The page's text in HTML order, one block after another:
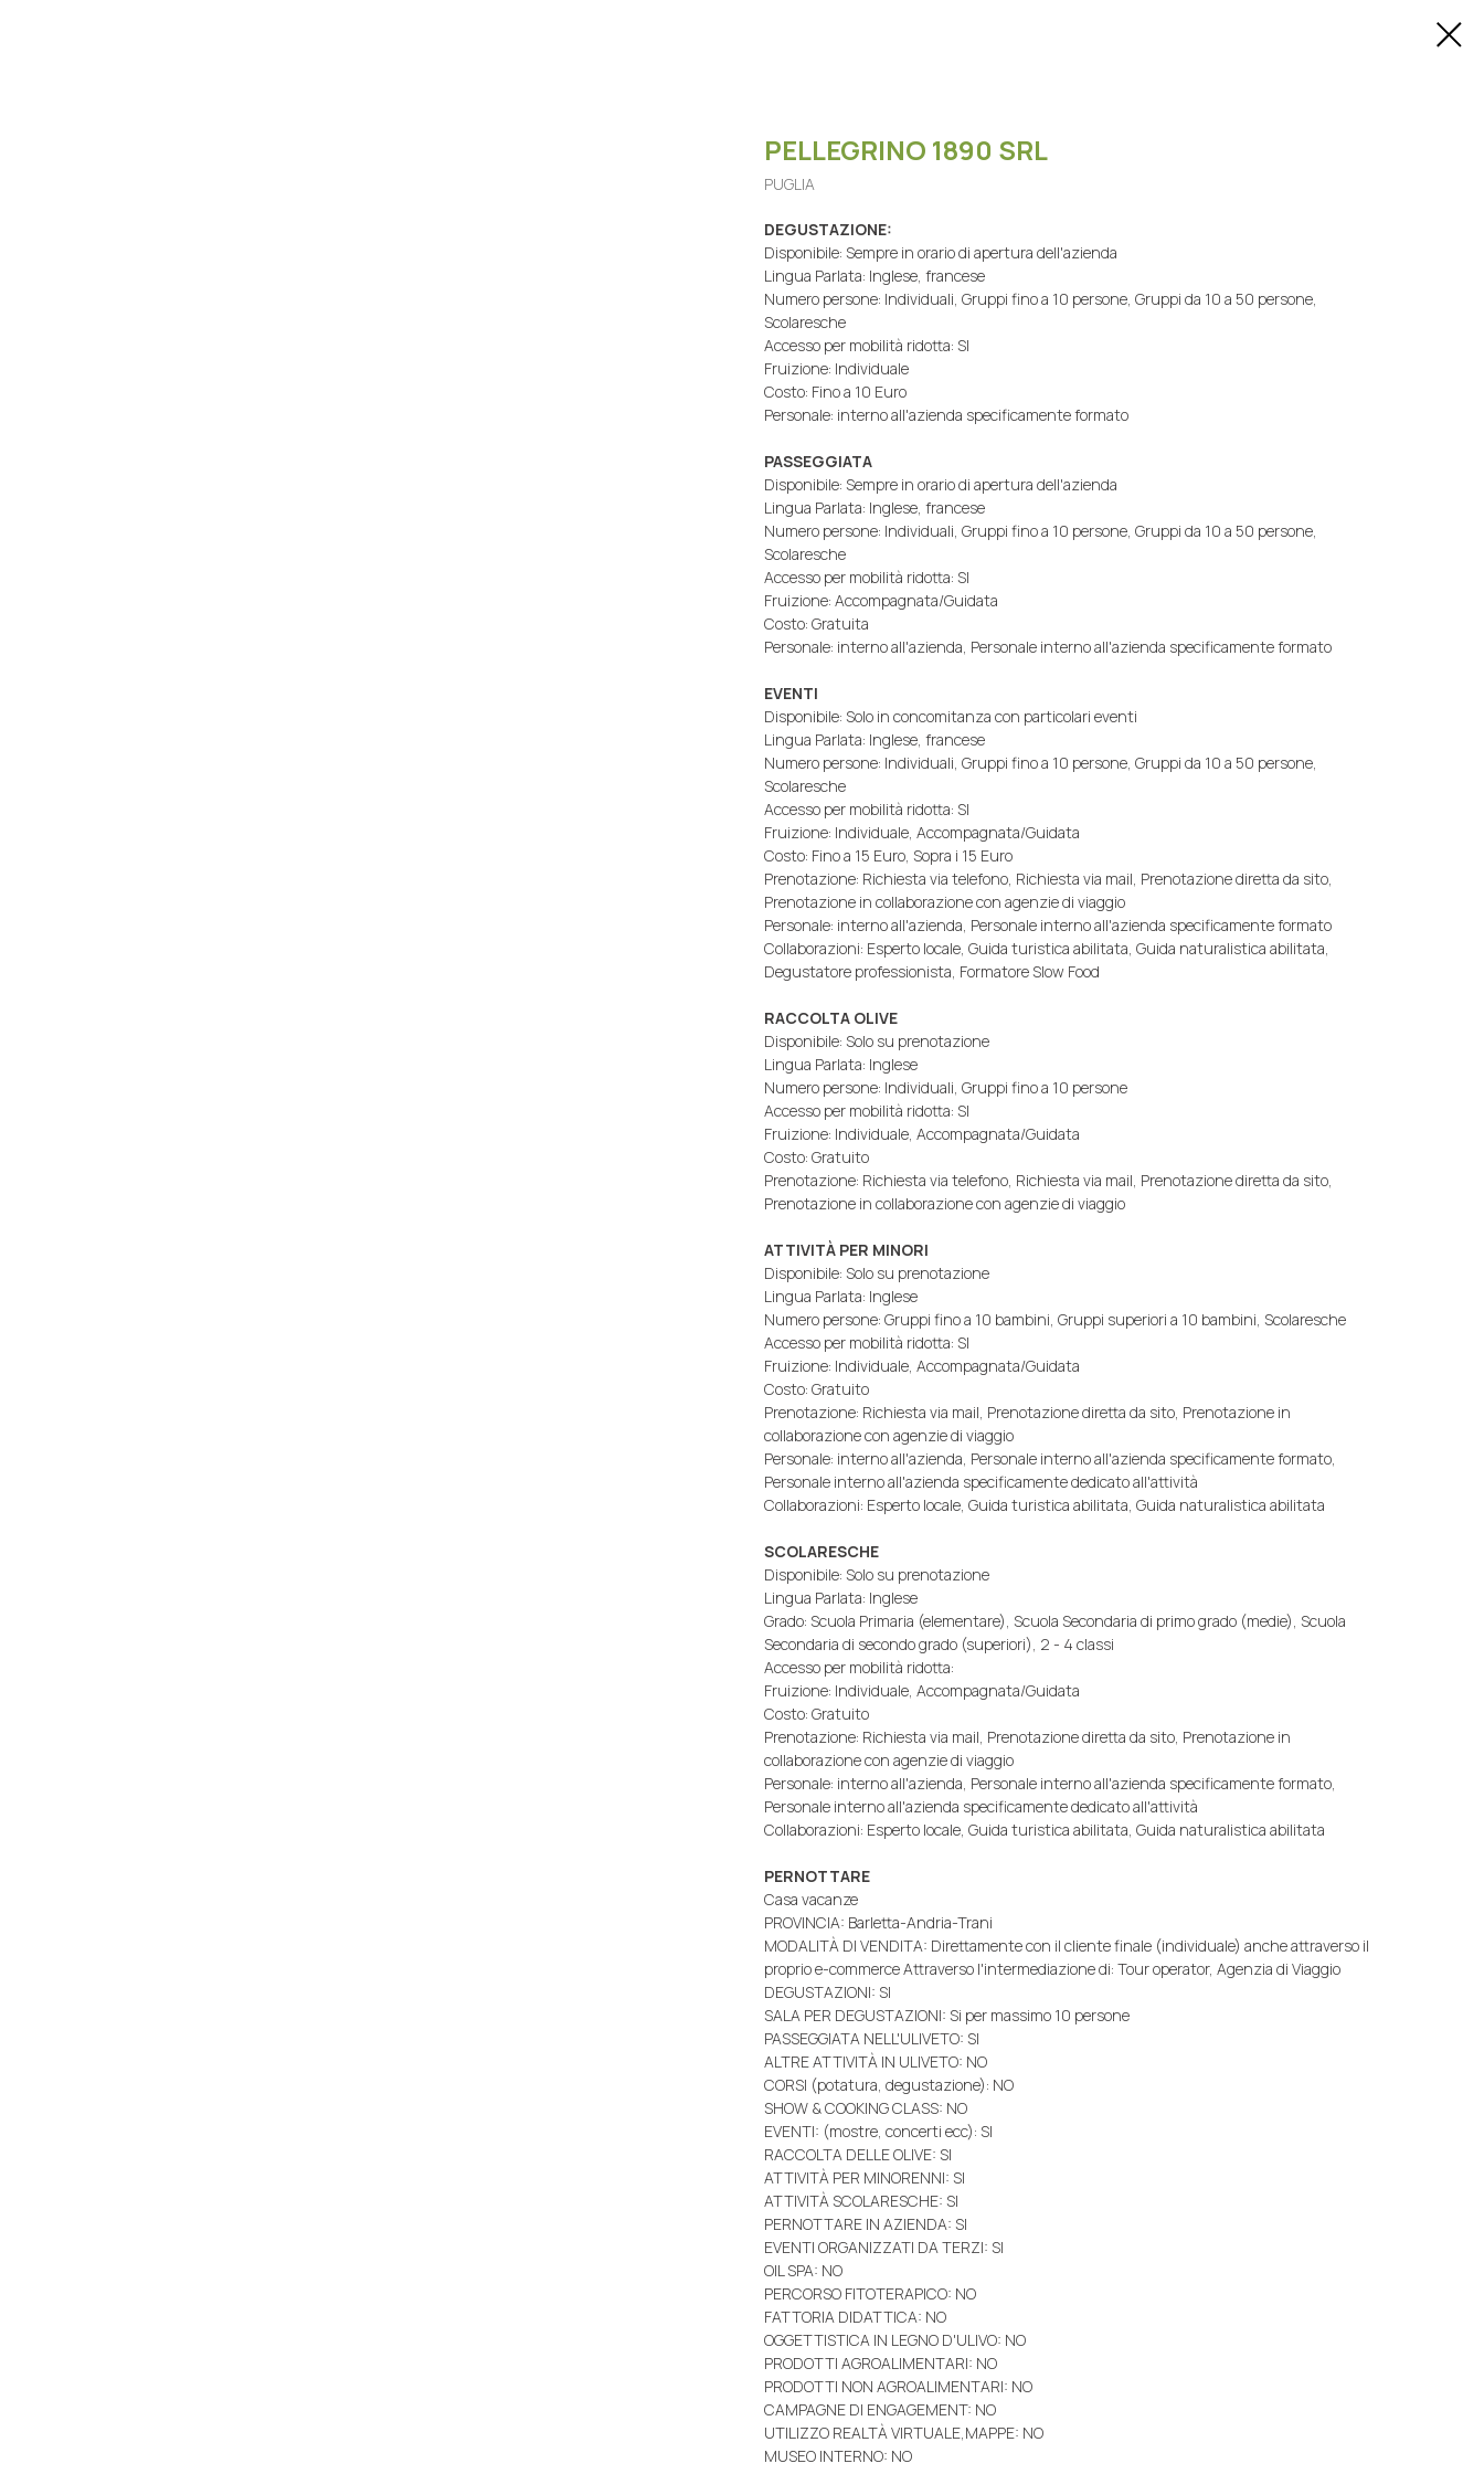
PELLEGRINO 1890 SRL
PUGLIA
DEGUSTAZIONE:
Disponibile: Sempre in orario di apertura dell'azienda
Lingua Parlata: Inglese, francese
Numero persone: Individuali, Gruppi fino a 10 persone, Gruppi da 10 a 50 persone,
Scolaresche
Accesso per mobilità ridotta: SI
Fruizione: Individuale
Costo: Fino a 10 Euro
Personale: interno all'azienda specificamente formato
PASSEGGIATA
Disponibile: Sempre in orario di apertura dell'azienda
Lingua Parlata: Inglese, francese
Numero persone: Individuali, Gruppi fino a 10 persone, Gruppi da 10 a 50 persone,
Scolaresche
Accesso per mobilità ridotta: SI
Fruizione: Accompagnata/Guidata
Costo: Gratuita
Personale: interno all'azienda, Personale interno all'azienda specificamente formato
EVENTI
Disponibile: Solo in concomitanza con particolari eventi
Lingua Parlata: Inglese, francese
Numero persone: Individuali, Gruppi fino a 10 persone, Gruppi da 10 a 50 persone,
Scolaresche
Accesso per mobilità ridotta: SI
Fruizione: Individuale, Accompagnata/Guidata
Costo: Fino a 15 Euro, Sopra i 15 Euro
Prenotazione: Richiesta via telefono, Richiesta via mail, Prenotazione diretta da sito,
Prenotazione in collaborazione con agenzie di viaggio
Personale: interno all'azienda, Personale interno all'azienda specificamente formato
Collaborazioni: Esperto locale, Guida turistica abilitata, Guida naturalistica abilitata,
Degustatore professionista, Formatore Slow Food
RACCOLTA OLIVE
Disponibile: Solo su prenotazione
Lingua Parlata: Inglese
Numero persone: Individuali, Gruppi fino a 10 persone
Accesso per mobilità ridotta: SI
Fruizione: Individuale, Accompagnata/Guidata
Costo: Gratuito
Prenotazione: Richiesta via telefono, Richiesta via mail, Prenotazione diretta da sito,
Prenotazione in collaborazione con agenzie di viaggio
ATTIVITÀ PER MINORI
Disponibile: Solo su prenotazione
Lingua Parlata: Inglese
Numero persone: Gruppi fino a 10 bambini, Gruppi superiori a 10 bambini, Scolaresche
Accesso per mobilità ridotta: SI
Fruizione: Individuale, Accompagnata/Guidata
Costo: Gratuito
Prenotazione: Richiesta via mail, Prenotazione diretta da sito, Prenotazione in
collaborazione con agenzie di viaggio
Personale: interno all'azienda, Personale interno all'azienda specificamente formato,
Personale interno all'azienda specificamente dedicato all'attività
Collaborazioni: Esperto locale, Guida turistica abilitata, Guida naturalistica abilitata
SCOLARESCHE
Disponibile: Solo su prenotazione
Lingua Parlata: Inglese
Grado: Scuola Primaria (elementare), Scuola Secondaria di primo grado (medie), Scuola
Secondaria di secondo grado (superiori), 2 - 4 classi
Accesso per mobilità ridotta:
Fruizione: Individuale, Accompagnata/Guidata
Costo: Gratuito
Prenotazione: Richiesta via mail, Prenotazione diretta da sito, Prenotazione in
collaborazione con agenzie di viaggio
Personale: interno all'azienda, Personale interno all'azienda specificamente formato,
Personale interno all'azienda specificamente dedicato all'attività
Collaborazioni: Esperto locale, Guida turistica abilitata, Guida naturalistica abilitata
PERNOTTARE
Casa vacanze
PROVINCIA: Barletta-Andria-Trani
MODALITÀ DI VENDITA: Direttamente con il cliente finale (individuale) anche attraverso il
proprio e-commerce Attraverso l'intermediazione di: Tour operator, Agenzia di Viaggio
DEGUSTAZIONI: SI
SALA PER DEGUSTAZIONI: Si per massimo 10 persone
PASSEGGIATA NELL'ULIVETO: SI
ALTRE ATTIVITÀ IN ULIVETO: NO
CORSI (potatura, degustazione): NO
SHOW & COOKING CLASS: NO
EVENTI: (mostre, concerti ecc): SI
RACCOLTA DELLE OLIVE: SI
ATTIVITÀ PER MINORENNI: SI
ATTIVITÀ SCOLARESCHE: SI
PERNOTTARE IN AZIENDA: SI
EVENTI ORGANIZZATI DA TERZI: SI
OIL SPA: NO
PERCORSO FITOTERAPICO: NO
FATTORIA DIDATTICA: NO
OGGETTISTICA IN LEGNO D'ULIVO: NO
PRODOTTI AGROALIMENTARI: NO
PRODOTTI NON AGROALIMENTARI: NO
CAMPAGNE DI ENGAGEMENT: NO
UTILIZZO REALTÀ VIRTUALE,MAPPE: NO
MUSEO INTERNO: NO